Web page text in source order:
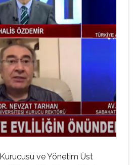
Kurucusu ve Yönetim Üst